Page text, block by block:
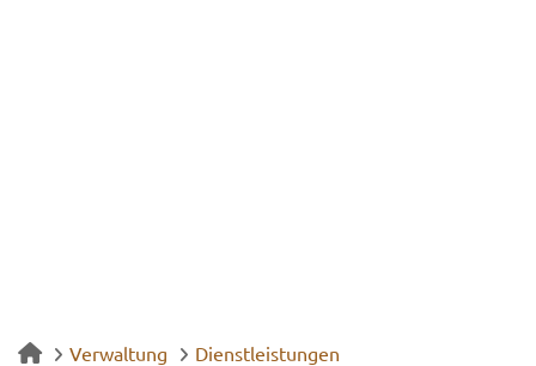
Verwaltung Dienstleistungen